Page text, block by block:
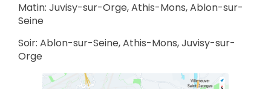
Matin: Juvisy-sur-Orge, Athis-Mons, Ablon-sur-
Seine
Soir: Ablon-sur-Seine, Athis-Mons, Juvisy-sur-
Orge